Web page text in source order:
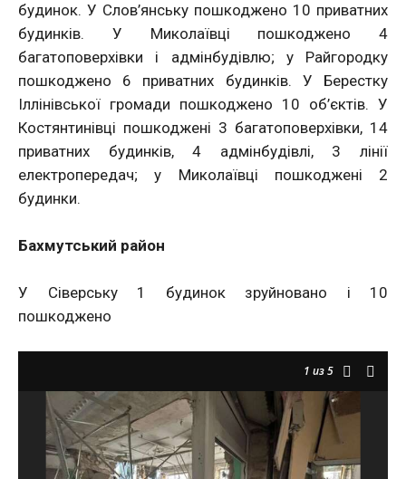
будинок. У Слов’янську пошкоджено 10 приватних
будинків. У Миколаївці пошкоджено 4
багатоповерхівки і адмінбудівлю; у Райгородку
пошкоджено 6 приватних будинків. У Берестку
Іллінівської громади пошкоджено 10 об’єктів. У
Костянтинівці пошкоджені 3 багатоповерхівки, 14
приватних будинків, 4 адмінбудівлі, 3 лінії
електропередач; у Миколаївці пошкоджені 2
будинки.
Бахмутський район
У Сіверську 1 будинок зруйновано і 10
пошкоджено
1 из 5